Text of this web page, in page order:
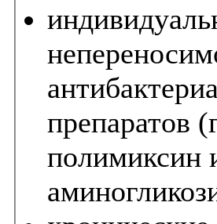
препаратов
полимиксин